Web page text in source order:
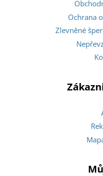
Ochrana
Zlevněné